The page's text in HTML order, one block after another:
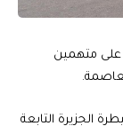
على متهمين
الجزيرة التابعة